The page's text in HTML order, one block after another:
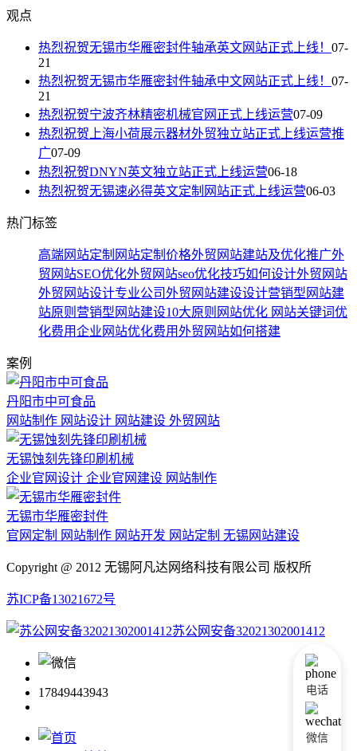
观点
热烈祝贺无锡市华雁密封件轴承英文网站正式上线！ 07-
21
热烈祝贺无锡市华雁密封件轴承中文网站正式上线！ 07-
21
热烈祝贺宁波齐林精密机械官网正式上线运营07-09
热烈祝贺上海小荷展示器材外贸独立站正式上线运营推
广07-09
热烈祝贺DNYN英文独立站正式上线运营06-18
热烈祝贺无锡速必得英文定制网站正式上线运营06-03
热门标签
高端网站定制 网站定制价格外贸网站建站及优化推广外
贸网站SEO优化外贸网站seo优化技巧如何设计外贸网站
外贸网站设计专业公司外贸网站建设设计营销型网站建
站原则 营销型网站建设10大原则 网站优化 网站关键词优
化费用企业网站优化费用外贸网站如何搭建
案例
丹阳市中可食品
网站制作 网站设计 网站建设 外贸网站
无锡蚀刻先锋印刷机械
企业官网设计 企业官网建设 网站制作
无锡市华雁密封件
官网定制 网站制作 网站开发 网站定制 无锡网站建设
Copyright @ 2012 无锡阿凡达网络科技有限公司 版权所
苏ICP备13021672号
苏公网安备32021302001412
17849443943 电话
微信